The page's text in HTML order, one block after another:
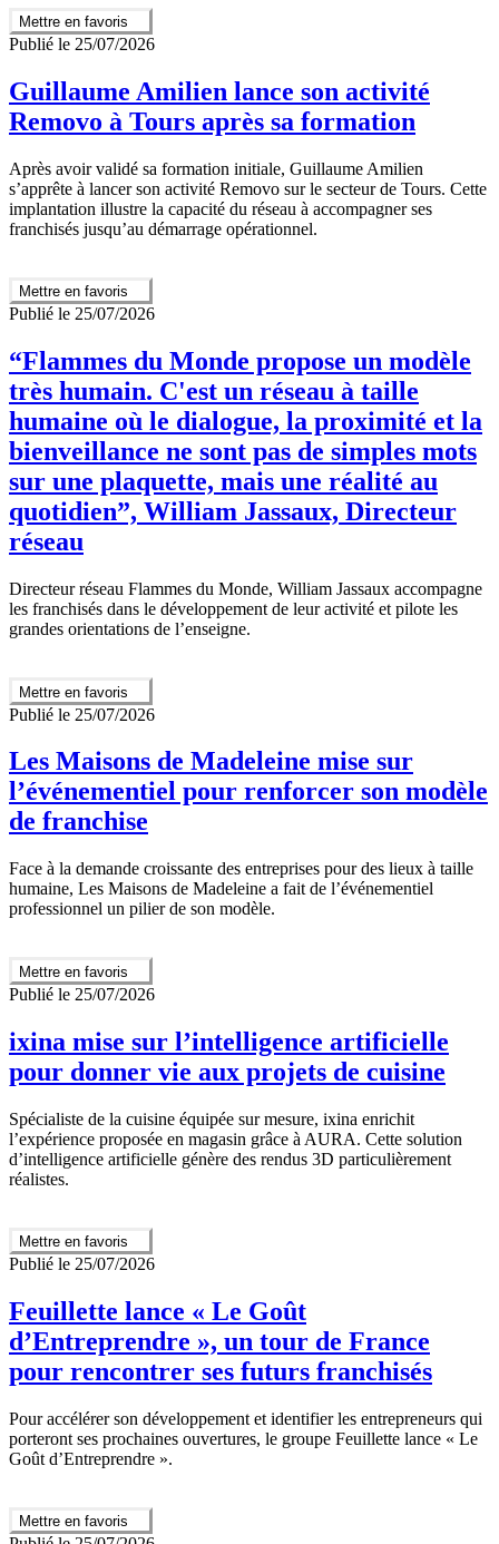
Mettre en favoris
Publié le 25/07/2026
Guillaume Amilien lance son activité
Removo à Tours après sa formation
Après avoir validé sa formation initiale, Guillaume Amilien
s’apprête à lancer son activité Removo sur le secteur de Tours. Cette
implantation illustre la capacité du réseau à accompagner ses
franchisés jusqu’au démarrage opérationnel.
Mettre en favoris
Publié le 25/07/2026
“Flammes du Monde propose un modèle
très humain. C'est un réseau à taille
humaine où le dialogue, la proximité et la
bienveillance ne sont pas de simples mots
sur une plaquette, mais une réalité au
quotidien”, William Jassaux, Directeur
réseau
Directeur réseau Flammes du Monde, William Jassaux accompagne
les franchisés dans le développement de leur activité et pilote les
grandes orientations de l’enseigne.
Mettre en favoris
Publié le 25/07/2026
Les Maisons de Madeleine mise sur
l’événementiel pour renforcer son modèle
de franchise
Face à la demande croissante des entreprises pour des lieux à taille
humaine, Les Maisons de Madeleine a fait de l’événementiel
professionnel un pilier de son modèle.
Mettre en favoris
Publié le 25/07/2026
ixina mise sur l’intelligence artificielle
pour donner vie aux projets de cuisine
Spécialiste de la cuisine équipée sur mesure, ixina enrichit
l’expérience proposée en magasin grâce à AURA. Cette solution
d’intelligence artificielle génère des rendus 3D particulièrement
réalistes.
Mettre en favoris
Publié le 25/07/2026
Feuillette lance « Le Goût
d’Entreprendre », un tour de France
pour rencontrer ses futurs franchisés
Pour accélérer son développement et identifier les entrepreneurs qui
porteront ses prochaines ouvertures, le groupe Feuillette lance « Le
Goût d’Entreprendre ».
Mettre en favoris